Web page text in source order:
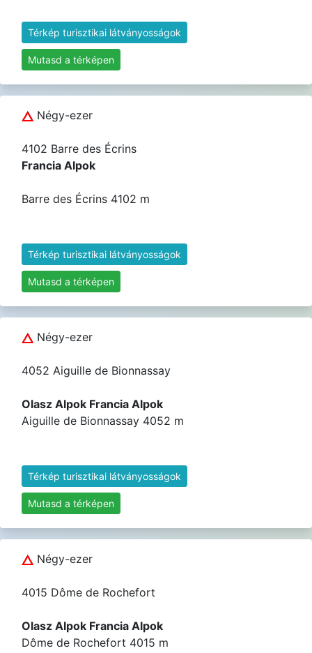
Térkép turisztikai látványosságok
Mutasd a térképen
Négy-ezer
4102 Barre des Écrins
Francia Alpok
Barre des Écrins 4102 m
Térkép turisztikai látványosságok
Mutasd a térképen
Négy-ezer
4052 Aiguille de Bionnassay
Olasz Alpok Francia Alpok
Aiguille de Bionnassay 4052 m
Térkép turisztikai látványosságok
Mutasd a térképen
Négy-ezer
4015 Dôme de Rochefort
Olasz Alpok Francia Alpok
Dôme de Rochefort 4015 m